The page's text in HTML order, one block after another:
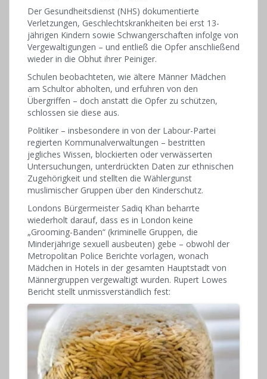
Der Gesundheitsdienst (NHS) dokumentierte
Verletzungen, Geschlechtskrankheiten bei erst 13-
jährigen Kindern sowie Schwangerschaften infolge von
Vergewaltigungen – und entließ die Opfer anschließend
wieder in die Obhut ihrer Peiniger.
Schulen beobachteten, wie ältere Männer Mädchen
am Schultor abholten, und erfuhren von den
Übergriffen – doch anstatt die Opfer zu schützen,
schlossen sie diese aus.
Politiker – insbesondere in von der Labour-Partei
regierten Kommunalverwaltungen – bestritten
jegliches Wissen, blockierten oder verwässerten
Untersuchungen, unterdrückten Daten zur ethnischen
Zugehörigkeit und stellten die Wählergunst
muslimischer Gruppen über den Kinderschutz.
Londons Bürgermeister Sadiq Khan beharrte
wiederholt darauf, dass es in London keine
„Grooming-Banden“ (kriminelle Gruppen, die
Minderjährige sexuell ausbeuten) gebe – obwohl der
Metropolitan Police Berichte vorlagen, wonach
Mädchen in Hotels in der gesamten Hauptstadt von
Männergruppen vergewaltigt wurden. Rupert Lowes
Bericht stellt unmissverständlich fest: